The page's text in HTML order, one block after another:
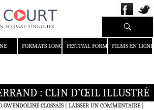
FORMATS LONGS FESTIVAL FORMAT COURT
FILMS EN LIGNE
Recherche
: CLIN D’ŒIL ILLUSTRÉ
GWENDOLINE CLOSSAIS LAISSER UN COMMENTAIRE|